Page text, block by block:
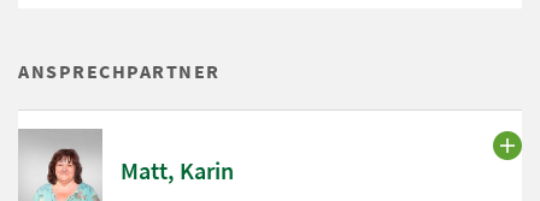
ANSPRECHPARTNER
Matt, Karin